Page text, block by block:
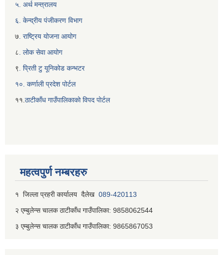
५. अर्थ मन्त्रालय
६. केन्द्रीय पंजीकरण विभाग
७. राष्ट्रिय योजना आयोग
८. लोक सेवा आयोग
९. प्रिती टु यूनिकोड कन्भटर
१०. कर्णाली प्रदेश पोर्टल
११.ठाटीकाँध गाउँपालिकाकाे विपद पाेर्टल
महत्वपुर्ण नम्बरहरु
१ जिल्‍ला प्रहरी कार्यालय दैलेख 089-420113
२ एम्बुलेन्स चालक ठाटीकाँध गाउँपालिका: 9858062544
३ एम्बुलेन्स चालक ठाटीकाँध गाउँपालिका: 9865867053